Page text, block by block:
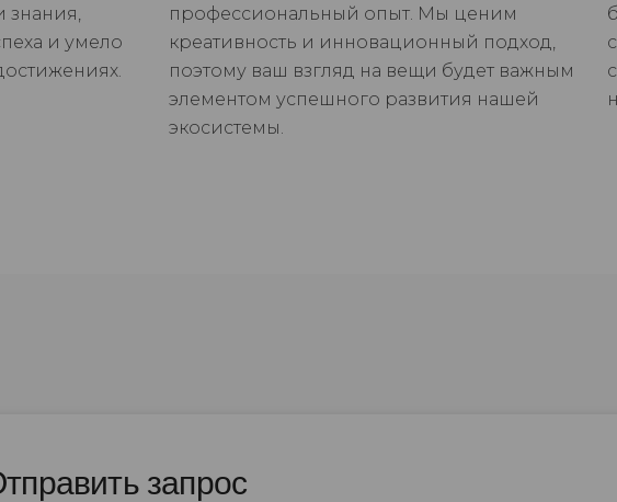
знания,
и умело
профессиональный опыт. Мы ценим
креативность и инновационный подход,
поэтому ваш взгляд на вещи будет важным
элементом успешного развития нашей
экосистемы.
запрос